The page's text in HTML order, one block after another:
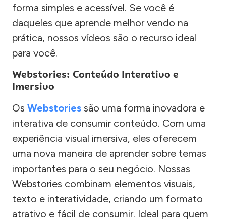
forma simples e acessível. Se você é
daqueles que aprende melhor vendo na
prática, nossos vídeos são o recurso ideal
para você.
Webstories: Conteúdo Interativo e
Imersivo
Os Webstories são uma forma inovadora e
interativa de consumir conteúdo. Com uma
experiência visual imersiva, eles oferecem
uma nova maneira de aprender sobre temas
importantes para o seu negócio. Nossas
Webstories combinam elementos visuais,
texto e interatividade, criando um formato
atrativo e fácil de consumir. Ideal para quem